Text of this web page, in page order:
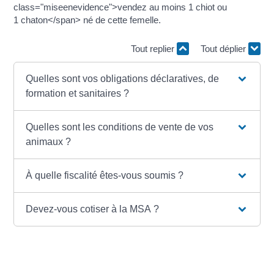
class="miseenevidence">vendez au moins 1 chiot ou
1 chaton</span> né de cette femelle.
Tout replier Tout déplier
Quelles sont vos obligations déclaratives, de
formation et sanitaires ?
Quelles sont les conditions de vente de vos
animaux ?
À quelle fiscalité êtes-vous soumis ?
Devez-vous cotiser à la MSA ?